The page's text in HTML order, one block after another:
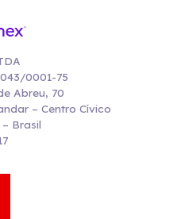
0001-75
Abreu, 70
– Centro Cívico
Brasil